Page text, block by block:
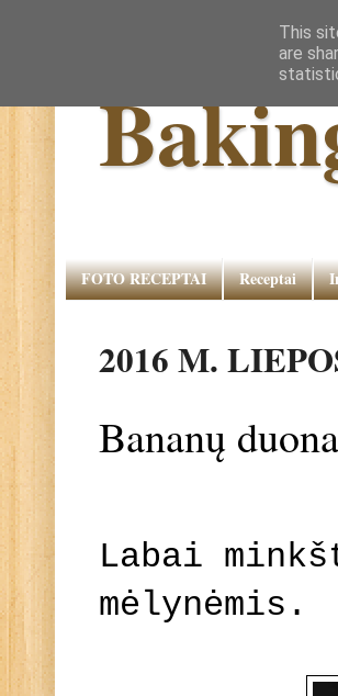
FOTO RECEPTAI Receptai
2016 M.
Bananų
Labai
mėlynėmis.
This
are